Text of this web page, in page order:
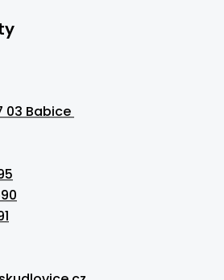
03 Babice